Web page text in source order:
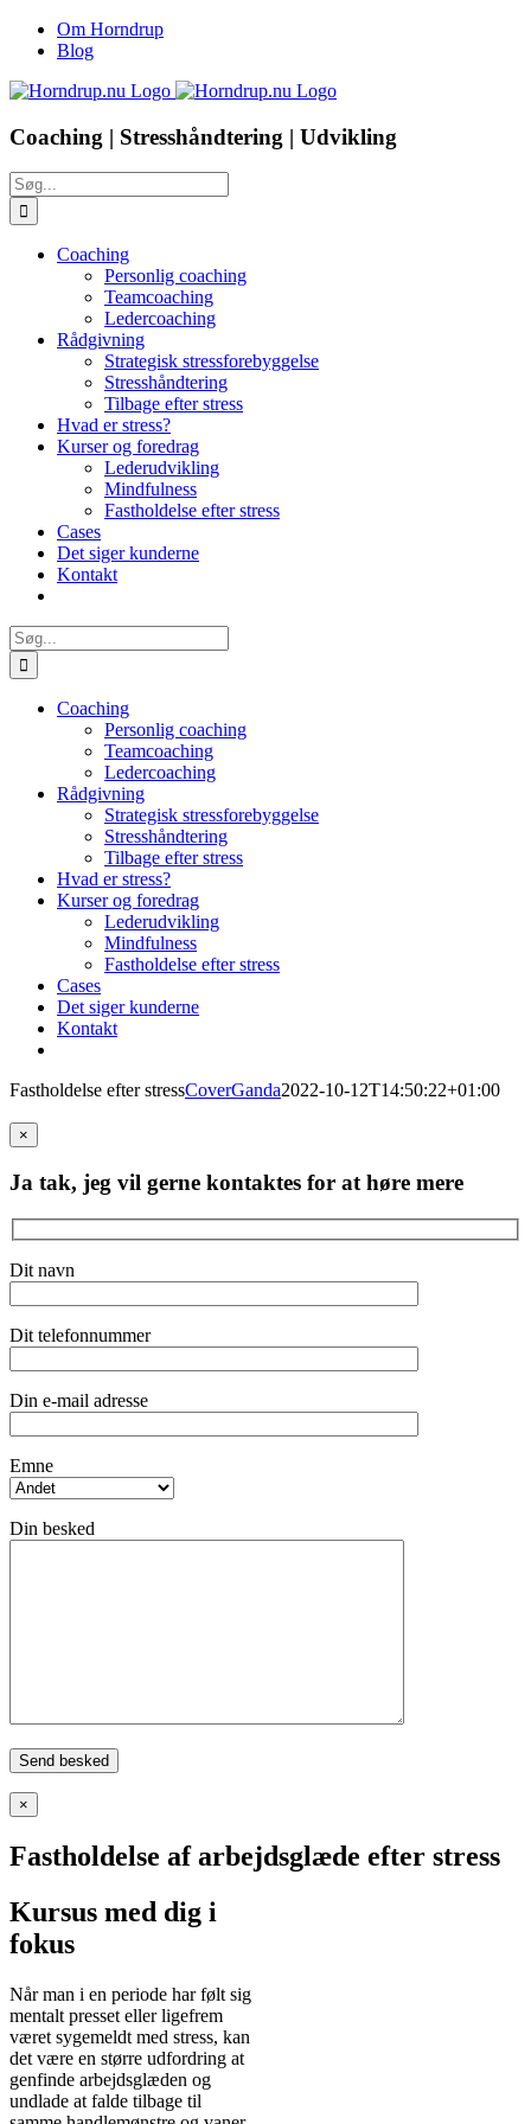
Skip
Facebook
LinkedInOm Horndrup
Blog
Coaching | Stresshåndtering | Udvikling
Søg
efter:
Coaching
Personlig coaching
Teamcoaching
Ledercoaching
Rådgivning
Strategisk stressforebyggelse
Stresshåndtering
Tilbage efter stress
Hvad er stress?
Kurser og foredrag
Lederudvikling
Mindfulness
Fastholdelse efter stress
Cases
Det siger kunderne
Kontakt
Søg
efter:
Coaching
Personlig coaching
Teamcoaching
Ledercoaching
Rådgivning
Strategisk stressforebyggelse
Stresshåndtering
Tilbage efter stress
Hvad er stress?
Kurser og foredrag
Lederudvikling
Mindfulness
Fastholdelse efter stress
Cases
Det siger kunderne
Kontakt
Fastholdelse efter stressCoverGanda2022-10-12T14:50:22+01:00
×
Ja tak, jeg vil gerne kontaktes for at høre mere
Dit navn
Dit telefonnummer
Din e-mail adresse
Emne
Din besked
×
Fastholdelse af arbejdsglæde efter stress
Kursus med dig i
fokus
Når man i en periode har følt sig
mentalt presset eller ligefrem
været sygemeldt med stress, kan
det være en større udfordring at
genfinde arbejdsglæden og
undlade at falde tilbage til